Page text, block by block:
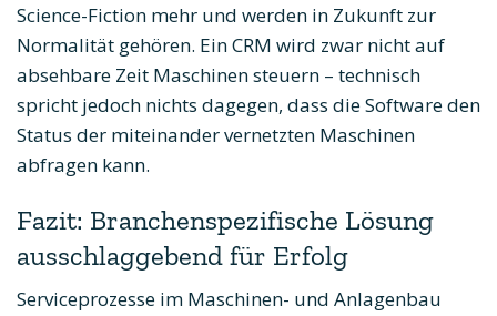
Science-Fiction mehr und werden in Zukunft zur
Normalität gehören. Ein CRM wird zwar nicht auf
absehbare Zeit Maschinen steuern – technisch
spricht jedoch nichts dagegen, dass die Software den
Status der miteinander vernetzten Maschinen
abfragen kann.
Fazit: Branchenspezifische Lösung
ausschlaggebend für Erfolg
Serviceprozesse im Maschinen- und Anlagenbau